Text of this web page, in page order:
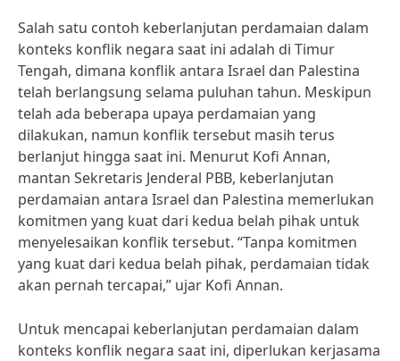
Salah satu contoh keberlanjutan perdamaian dalam
konteks konflik negara saat ini adalah di Timur
Tengah, dimana konflik antara Israel dan Palestina
telah berlangsung selama puluhan tahun. Meskipun
telah ada beberapa upaya perdamaian yang
dilakukan, namun konflik tersebut masih terus
berlanjut hingga saat ini. Menurut Kofi Annan,
mantan Sekretaris Jenderal PBB, keberlanjutan
perdamaian antara Israel dan Palestina memerlukan
komitmen yang kuat dari kedua belah pihak untuk
menyelesaikan konflik tersebut. “Tanpa komitmen
yang kuat dari kedua belah pihak, perdamaian tidak
akan pernah tercapai,” ujar Kofi Annan.
Untuk mencapai keberlanjutan perdamaian dalam
konteks konflik negara saat ini, diperlukan kerjasama